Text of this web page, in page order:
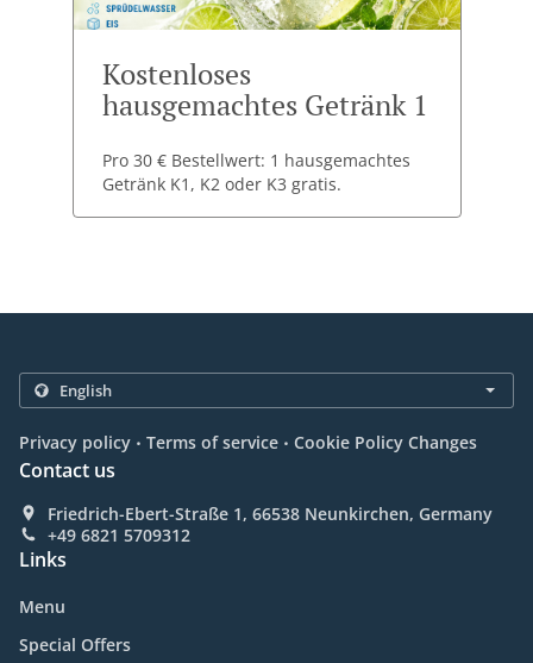
Kostenloses
hausgemachtes Getränk 1
Pro 30 € Bestellwert: 1 hausgemachtes
Getränk K1, K2 oder K3 gratis.
Privacy policy . Terms of service . Cookie Policy Changes
Contact us
Friedrich-Ebert-Straße 1, 66538 Neunkirchen, Germany
+49 6821 5709312
Links
Menu
Special Offers